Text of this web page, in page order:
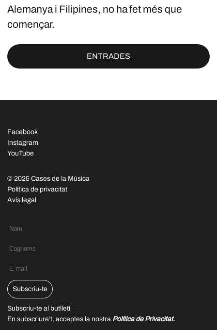
Alemanya i Filipines, no ha fet més que
començar.
ENTRADES
Facebook
Instagram
YouTube
© 2025 Cases de la Música
Política de privacitat
Avís legal
Subscriu-te
Subscriu-te al butlletí
En subscriure’t, acceptes la nostra Política de Privacitat.